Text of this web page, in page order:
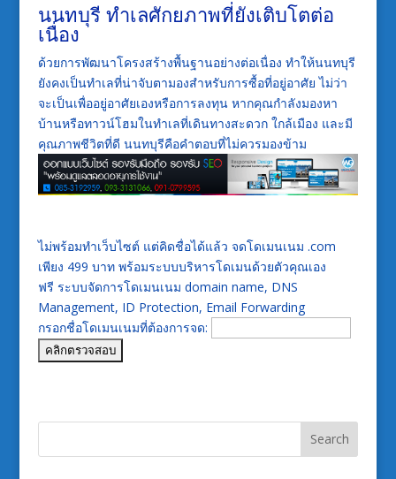
นนทบุรี ทำเลศักยภาพที่ยังเติบโตต่อ
เนื่อง
ด้วยการพัฒนาโครงสร้างพื้นฐานอย่างต่อเนื่อง ทำให้นนทบุรี
ยังคงเป็นทำเลที่น่าจับตามองสำหรับการซื้อที่อยู่อาศัย ไม่ว่า
จะเป็นเพื่ออยู่อาศัยเองหรือการลงทุน หากคุณกำลังมองหา
บ้านหรือทาวน์โฮมในทำเลที่เดินทางสะดวก ใกล้เมือง และมี
คุณภาพชีวิตที่ดี นนทบุรีคือคำตอบที่ไม่ควรมองข้าม
ไม่พร้อมทำเว็บไซต์ แต่คิดชื่อได้แล้ว จดโดเมนเนม .com
เพียง 499 บาท พร้อมระบบบริหารโดเมนด้วยตัวคุณเอง
ฟรี ระบบจัดการโดเมนเนม domain name, DNS
Management, ID Protection, Email Forwarding
กรอกชื่อโดเมนเนมที่ต้องการจด: